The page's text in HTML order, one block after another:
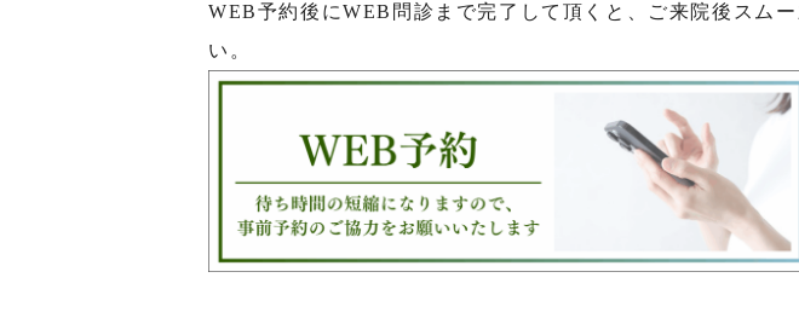
WEB予約後にWEB問診まで完了して頂くと、ご来院後スム
い。